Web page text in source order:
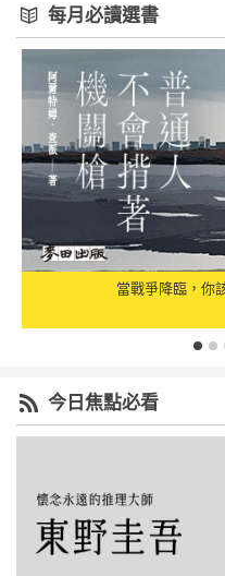
每月必讀選書
當戰爭降臨，你
今日焦點必看